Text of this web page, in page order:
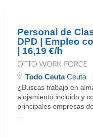
Personal de
DPD | Empleo
| 16,19 €/h
OTTO WORK FORCE
Todo CeutaCeuta
¿Buscas trabajo en
alojamiento incluido y
principales empresas